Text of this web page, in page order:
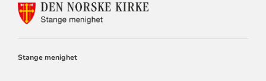
KONTAKTINFORMASJON
Stange menighet